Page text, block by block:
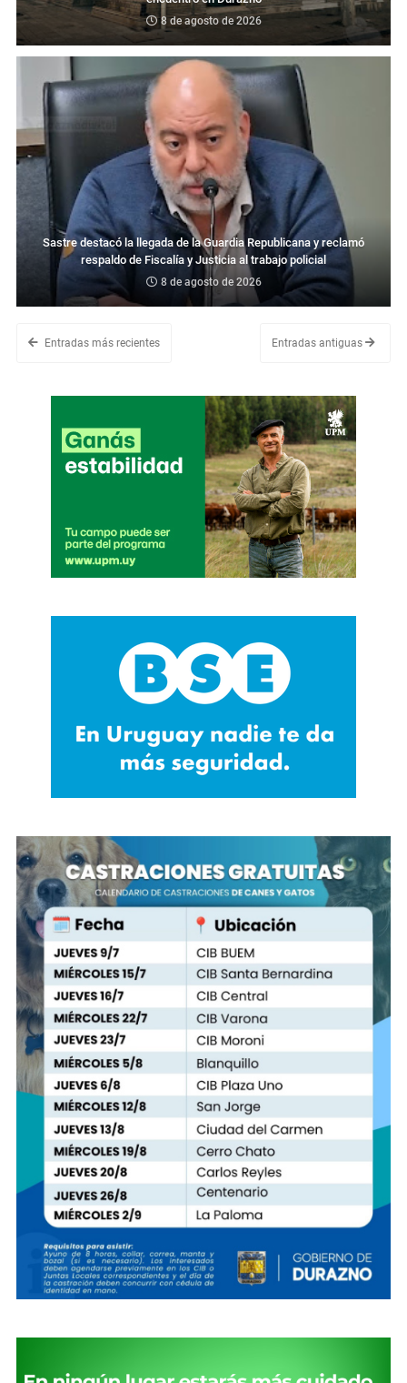
8 de agosto de 2026
Sastre destacó la llegada de la Guardia Republicana y reclamó
respaldo de Fiscalía y Justicia al trabajo policial
8 de agosto de 2026
Entradas más recientes Entradas antiguas